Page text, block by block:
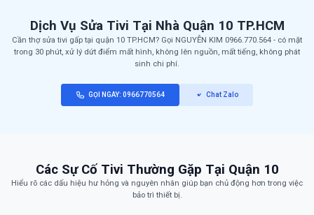
Dịch Vụ Sửa Tivi Tại Nhà Quận 10 TP.HCM
Cần thợ sửa tivi gấp tại quận 10 TP.HCM? Gọi NGUYỄN KIM 0966.770.564 - có mặt
trong 30 phút, xử lý dứt điểm mất hình, không lên nguồn, mất tiếng, không phát
sinh chi phí.
GỌI NGAY: 0966770564 Chat Zalo
Các Sự Cố Tivi Thường Gặp Tại Quận 10
Hiểu rõ các dấu hiệu hư hỏng và nguyên nhân giúp bạn chủ động hơn trong việc
bảo trì thiết bị.